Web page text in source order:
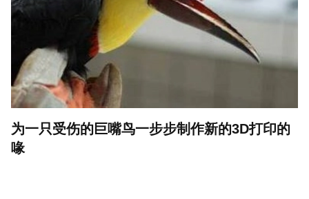
为一只受伤的巨嘴鸟一步步制作新的3D打印的
喙